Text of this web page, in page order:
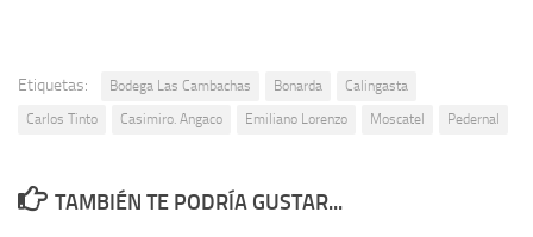
Etiquetas: Bodega Las Cambachas Bonarda
Calingasta
Carlos Tinto
Casimiro. Angaco Emiliano Lorenzo Moscatel Pedernal
TAMBIÉN TE PODRÍA GUSTAR...